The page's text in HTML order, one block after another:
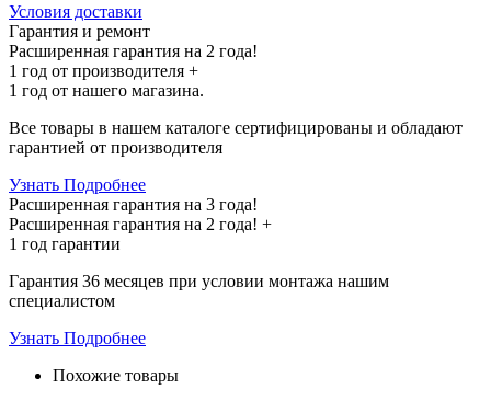
Условия доставки
Гарантия и ремонт
Расширенная гарантия на 2 года!
1 год от производителя +
1 год от нашего магазина.
Все товары в нашем каталоге сертифицированы и обладают
гарантией от производителя
Узнать Подробнее
Расширенная гарантия на 3 года!
Расширенная гарантия на 2 года! +
1 год гарантии
Гарантия 36 месяцев при условии монтажа нашим
специалистом
Узнать Подробнее
Похожие товары